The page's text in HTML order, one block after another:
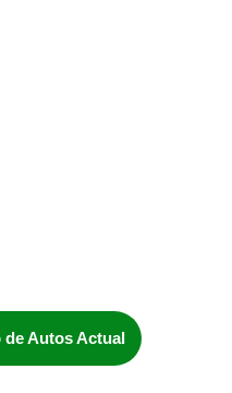
de Autos Actual